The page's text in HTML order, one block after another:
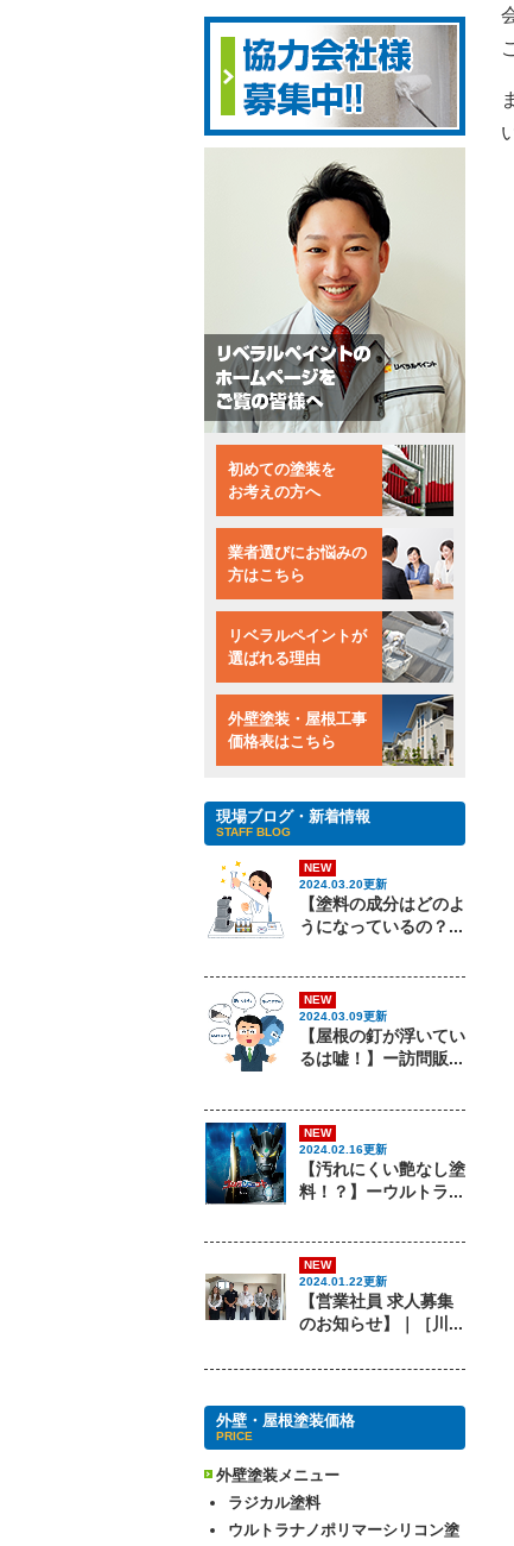
初めての塗装を
お考えの方へ
業者選びにお悩みの
方はこちら
リベラルペイントが
選ばれる理由
外壁塗装・屋根工事
価格表はこちら
現場ブログ・新着情報
STAFF BLOG
NEW
2024.03.20更新
【塗料の成分はどのよ
うになっているの？...
NEW
2024.03.09更新
【屋根の釘が浮いてい
るは嘘！】ー訪問販...
NEW
2024.02.16更新
【汚れにくい艶なし塗
料！？】ーウルトラ...
NEW
2024.01.22更新
【営業社員 求人募集
のお知らせ】｜［川...
外壁・屋根塗装価格
PRICE
外壁塗装メニュー
ラジカル塗料
ウルトラナノポリマーシリコン塗